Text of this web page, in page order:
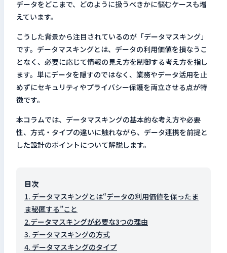
データをどこまで、どのように扱うべきかに悩むケースも増
えています。
こうした背景から注目されているのが「データマスキング」
です。データマスキングとは、データの利用価値を損なうこ
となく、必要に応じて情報の見え方を制御する考え方を指し
ます。単にデータを隠すのではなく、業務やデータ活用を止
めずにセキュリティやプライバシー保護を両立させる点が特
徴です。
本コラムでは、データマスキングの基本的な考え方や必要
性、方式・タイプの違いに触れながら、データ連携を前提と
した設計のポイントについて解説します。
目次
1. データマスキングとは“データの利用価値を保ったま
ま秘匿する”こと
2.データマスキングが必要な3つの理由
3. データマスキングの方式
4. データマスキングのタイプ